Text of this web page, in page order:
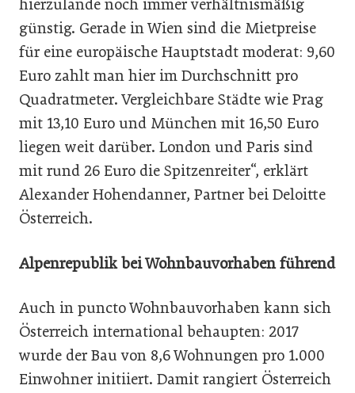
hierzulande noch immer verhältnismäßig
günstig. Gerade in Wien sind die Mietpreise
für eine europäische Hauptstadt moderat: 9,60
Euro zahlt man hier im Durchschnitt pro
Quadratmeter. Vergleichbare Städte wie Prag
mit 13,10 Euro und München mit 16,50 Euro
liegen weit darüber. London und Paris sind
mit rund 26 Euro die Spitzenreiter“, erklärt
Alexander Hohendanner, Partner bei Deloitte
Österreich.
Alpenrepublik bei Wohnbauvorhaben führend
Auch in puncto Wohnbauvorhaben kann sich
Österreich international behaupten: 2017
wurde der Bau von 8,6 Wohnungen pro 1.000
Einwohner initiiert. Damit rangiert Österreich